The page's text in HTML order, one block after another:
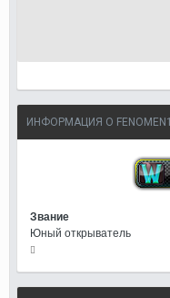
ИНФОРМАЦИЯ О FENOMEN1
Звание
Юный открыватель